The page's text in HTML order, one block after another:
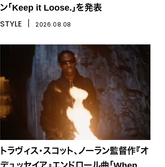
ン「Keep it Loose.」を発表
STYLE 2026.08.08
トラヴィス・スコット、ノーラン監督作『オ